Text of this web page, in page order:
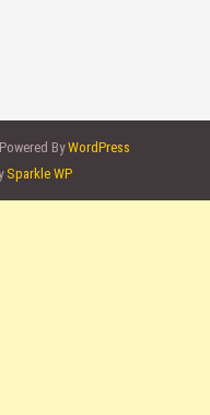
ByWordPress
Sparkle WP